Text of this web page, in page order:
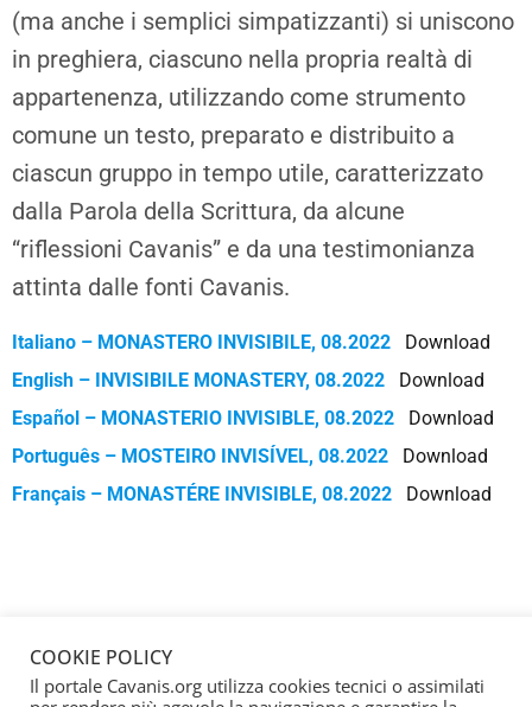
(ma anche i semplici simpatizzanti) si uniscono
in preghiera, ciascuno nella propria realtà di
appartenenza, utilizzando come strumento
comune un testo, preparato e distribuito a
ciascun gruppo in tempo utile, caratterizzato
dalla Parola della Scrittura, da alcune
“riflessioni Cavanis” e da una testimonianza
attinta dalle fonti Cavanis.
Italiano – MONASTERO INVISIBILE, 08.2022
Download
English – INVISIBILE MONASTERY, 08.2022
Download
Español – MONASTERIO INVISIBLE, 08.2022
Download
Português – MOSTEIRO INVISÍVEL, 08.2022
Download
Français – MONASTÉRE INVISIBLE, 08.2022
Download
COOKIE POLICY
Il portale Cavanis.org utilizza cookies tecnici o assimilati